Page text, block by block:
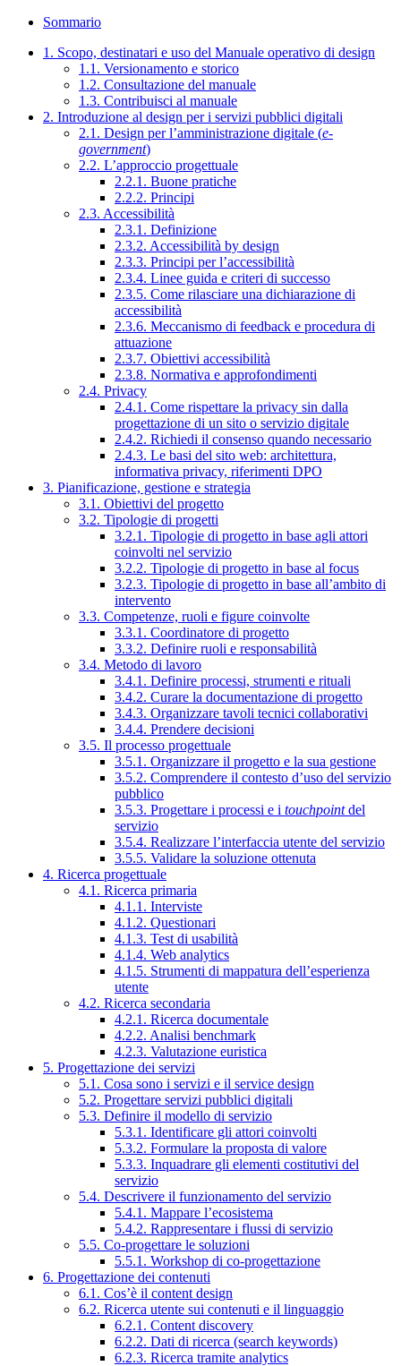
Sommario
1. Scopo, destinatari e uso del Manuale operativo di design
1.1. Versionamento e storico
1.2. Consultazione del manuale
1.3. Contribuisci al manuale
2. Introduzione al design per i servizi pubblici digitali
2.1. Design per l’amministrazione digitale (e-
government)
2.2. L’approccio progettuale
2.2.1. Buone pratiche
2.2.2. Principi
2.3. Accessibilità
2.3.1. Definizione
2.3.2. Accessibilità by design
2.3.3. Principi per l’accessibilità
2.3.4. Linee guida e criteri di successo
2.3.5. Come rilasciare una dichiarazione di
accessibilità
2.3.6. Meccanismo di feedback e procedura di
attuazione
2.3.7. Obiettivi accessibilità
2.3.8. Normativa e approfondimenti
2.4. Privacy
2.4.1. Come rispettare la privacy sin dalla
progettazione di un sito o servizio digitale
2.4.2. Richiedi il consenso quando necessario
2.4.3. Le basi del sito web: architettura,
informativa privacy, riferimenti DPO
3. Pianificazione, gestione e strategia
3.1. Obiettivi del progetto
3.2. Tipologie di progetti
3.2.1. Tipologie di progetto in base agli attori
coinvolti nel servizio
3.2.2. Tipologie di progetto in base al focus
3.2.3. Tipologie di progetto in base all’ambito di
intervento
3.3. Competenze, ruoli e figure coinvolte
3.3.1. Coordinatore di progetto
3.3.2. Definire ruoli e responsabilità
3.4. Metodo di lavoro
3.4.1. Definire processi, strumenti e rituali
3.4.2. Curare la documentazione di progetto
3.4.3. Organizzare tavoli tecnici collaborativi
3.4.4. Prendere decisioni
3.5. Il processo progettuale
3.5.1. Organizzare il progetto e la sua gestione
3.5.2. Comprendere il contesto d’uso del servizio
pubblico
3.5.3. Progettare i processi e i touchpointdel
servizio
3.5.4. Realizzare l’interfaccia utente del servizio
3.5.5. Validare la soluzione ottenuta
4. Ricerca progettuale
4.1. Ricerca primaria
4.1.1. Interviste
4.1.2. Questionari
4.1.3. Test di usabilità
4.1.4. Web analytics
4.1.5. Strumenti di mappatura dell’esperienza
utente
4.2. Ricerca secondaria
4.2.1. Ricerca documentale
4.2.2. Analisi benchmark
4.2.3. Valutazione euristica
5. Progettazione dei servizi
5.1. Cosa sono i servizi e il service design
5.2. Progettare servizi pubblici digitali
5.3. Definire il modello di servizio
5.3.1. Identificare gli attori coinvolti
5.3.2. Formulare la proposta di valore
5.3.3. Inquadrare gli elementi costitutivi del
servizio
5.4. Descrivere il funzionamento del servizio
5.4.1. Mappare l’ecosistema
5.4.2. Rappresentare i flussi di servizio
5.5. Co-progettare le soluzioni
5.5.1. Workshop di co-progettazione
6. Progettazione dei contenuti
6.1. Cos’è il content design
6.2. Ricerca utente sui contenuti e il linguaggio
6.2.1. Content discovery
6.2.2. Dati di ricerca (search keywords)
6.2.3. Ricerca tramite analytics